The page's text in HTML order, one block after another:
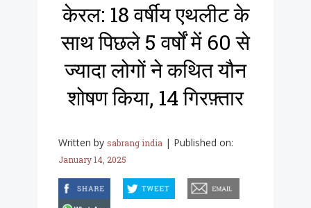
केरल: 18 वर्षीय एथलीट के
साथ पिछले 5 वर्षों में 60 से
ज्यादा लोगों ने कथित यौन
शोषण किया, 14 गिरफ़्तार
Written by sabrang india | Published on:
January 14, 2025